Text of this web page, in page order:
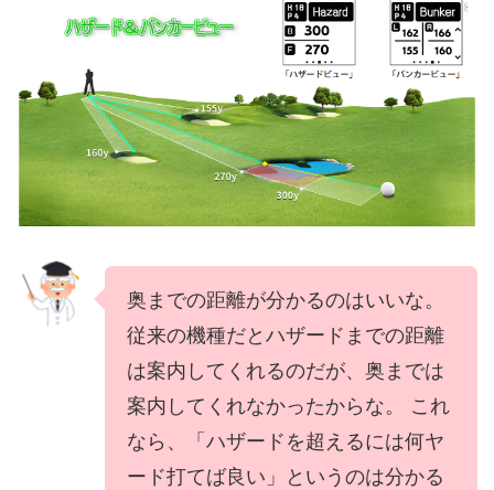
奥までの距離が分かるのはいいな。
従来の機種だとハザードまでの距離
は案内してくれるのだが、奥までは
案内してくれなかったからな。 これ
なら、「ハザードを超えるには何ヤ
ード打てば良い」というのは分かる